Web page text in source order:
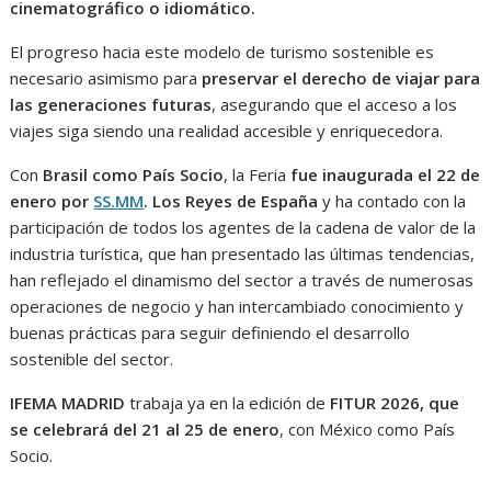
cinematográfico o idiomático.
El progreso hacia este modelo de turismo sostenible es
necesario asimismo para preservar el derecho de viajar para
las generaciones futuras, asegurando que el acceso a los
viajes siga siendo una realidad accesible y enriquecedora.
Con Brasil como País Socio, la Feria fue inaugurada el 22 de
enero por SS.MM. Los Reyes de España y ha contado con la
participación de todos los agentes de la cadena de valor de la
industria turística, que han presentado las últimas tendencias,
han reflejado el dinamismo del sector a través de numerosas
operaciones de negocio y han intercambiado conocimiento y
buenas prácticas para seguir definiendo el desarrollo
sostenible del sector.
IFEMA MADRID trabaja ya en la edición de FITUR 2026, que
se celebrará del 21 al 25 de enero, con México como País
Socio.